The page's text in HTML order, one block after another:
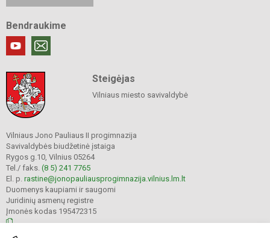
Bendraukime
Steigėjas
Vilniaus miesto savivaldybė
Vilniaus Jono Pauliaus II progimnazija
Savivaldybės biudžetinė įstaiga
Rygos g.10, Vilnius 05264
Tel./ faks. (8 5) 241 7765
El. p. rastine@jonopauliausprogimnazija.vilnius.lm.lt
Duomenys kaupiami ir saugomi
Juridinių asmenų registre
Įmonės kodas 195472315